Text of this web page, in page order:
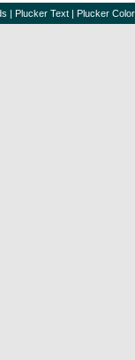
| Plucker Text | Plucker Color